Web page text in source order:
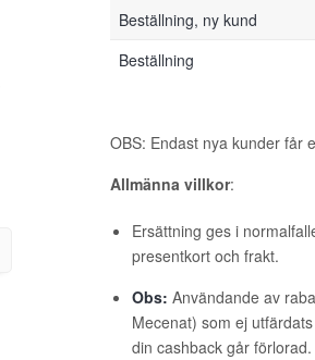
Beställning, ny kund
Beställning
OBS: Endast nya kunder får
Allmänna villkor:
Ersättning ges i
presentkort och frakt.
Obs: Användande av
Mecenat) som ej
din cashback går förlorad.